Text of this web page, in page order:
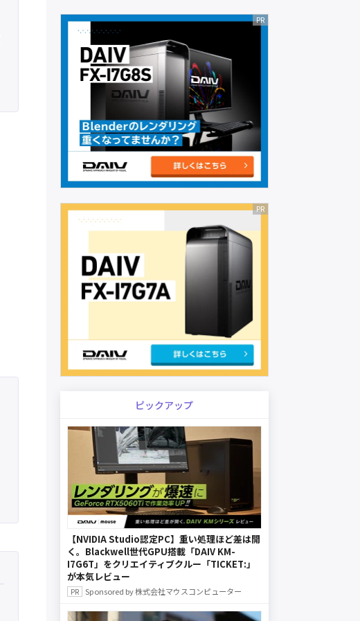
ピックアップ
【NVIDIA Studio認定PC】重い処理ほど差は開
く。Blackwell世代GPU搭載「DAIV KM-
I7G6T」をクリエイティブクルー「TICKET:」
が本気レビュー
Sponsored by 株式会社マウスコンピューター